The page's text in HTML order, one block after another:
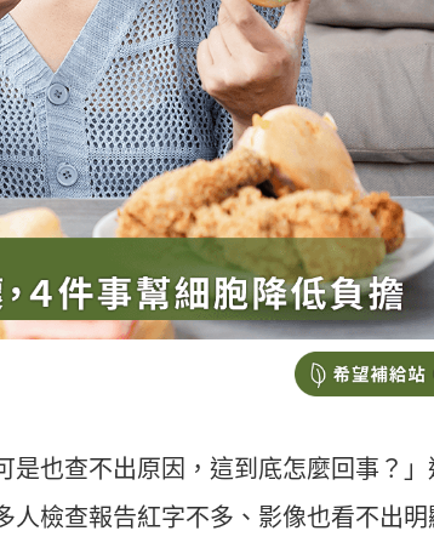
是也查不出原因，這到底怎麼回事？」
人檢查報告紅字不多、影像也看不出明